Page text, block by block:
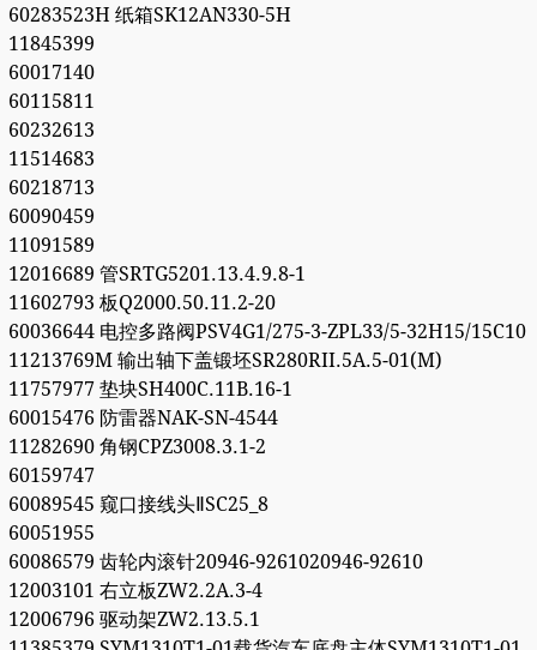
60283523H 纸箱SK12AN330-5H
11845399
60017140
60115811
60232613
11514683
60218713
60090459
11091589
12016689 管SRTG5201.13.4.9.8-1
11602793 板Q2000.50.11.2-20
60036644 电控多路阀PSV4G1/275-3-ZPL33/5-32H15/15C10
11213769M 输出轴下盖锻坯SR280RII.5A.5-01(M)
11757977 垫块SH400C.11B.16-1
60015476 防雷器NAK-SN-4544
11282690 角钢CPZ3008.3.1-2
60159747
60089545 窥口接线头ⅡSC25_8
60051955
60086579 齿轮内滚针20946-9261020946-92610
12003101 右立板ZW2.2A.3-4
12006796 驱动架ZW2.13.5.1